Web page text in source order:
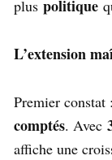
plus politique
L’extension
Premier constat
comptés. Avec
affiche une